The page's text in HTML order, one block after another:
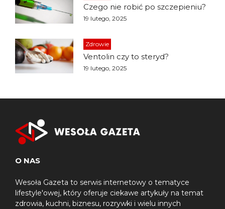
Czego nie robić po szczepieniu?
19 lutego, 2025
Zdrowie
Ventolin czy to steryd?
19 lutego, 2025
O NAS
Wesoła Gazeta to serwis internetowy o tematyce
lifestyle'owej, który oferuje ciekawe artykuły na temat
zdrowia, kuchni, biznesu, rozrywki i wielu innych